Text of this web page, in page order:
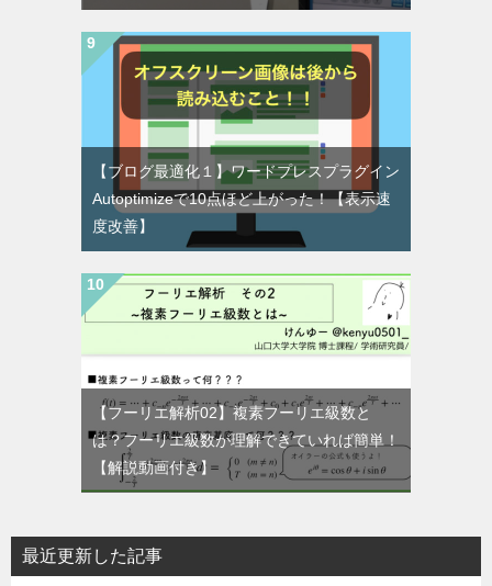
【ブログ最適化１】ワードプレスプラグイン
Autoptimizeで10点ほど上がった！【表示速
度改善】
【フーリエ解析02】複素フーリエ級数と
は？フーリエ級数が理解できていれば簡単！
【解説動画付き】
最近更新した記事